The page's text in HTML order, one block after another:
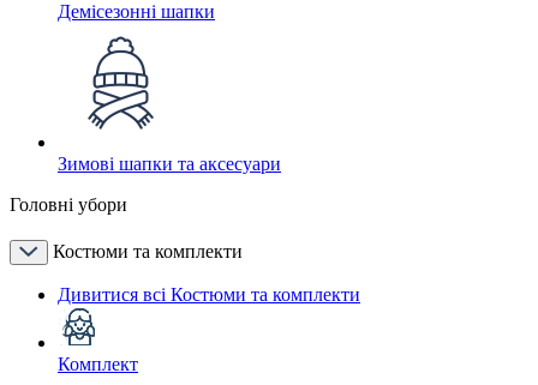
Демісезонні шапки
Зимові шапки та аксесуари
Головні убори
Костюми та комплекти
Дивитися всі Костюми та комплекти
Комплект